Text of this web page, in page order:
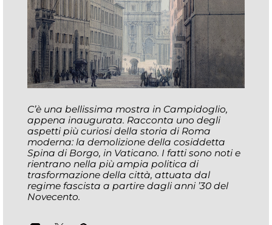
C’è una bellissima mostra in Campidoglio,
appena inaugurata. Racconta uno degli
aspetti più curiosi della storia di Roma
moderna: la demolizione della cosiddetta
Spina di Borgo, in Vaticano. I fatti sono noti e
rientrano nella più ampia politica di
trasformazione della città, attuata dal
regime fascista a partire dagli anni ’30 del
Novecento.